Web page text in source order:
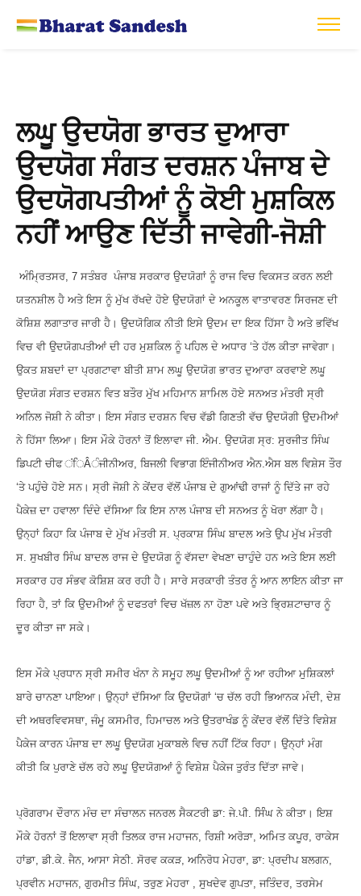
ਲਘੂ ਉਦਯੋਗ ਭਾਰਤ ਦੁਆਰਾ
ਉਦਯੋਗ ਸੰਗਤ ਦਰਸ਼ਨ ਪੰਜਾਬ ਦੇ
ਉਦਯੋਗਪਤੀਆਂ ਨੂੰ ਕੋਈ ਮੁਸ਼ਕਿਲ
ਨਹੀਂ ਆਉਣ ਦਿੱਤੀ ਜਾਵੇਗੀ-ਜੋਸ਼ੀ
ਅੰਮ੍ਰਿਤਸਰ, 7 ਸਤੰਬਰ ਪੰਜਾਬ ਸਰਕਾਰ ਉਦਯੋਗਾਂ ਨੂੰ ਰਾਜ ਵਿਚ ਵਿਕਸਤ ਕਰਨ ਲਈ
ਯਤਨਸ਼ੀਲ ਹੈ ਅਤੇ ਇਸ ਨੂੰ ਮੁੱਖ ਰੱਖਦੇ ਹੋਏ ਉਦਯੋਗਾਂ ਦੇ ਅਨਕੂਲ ਵਾਤਾਵਰਣ ਸਿਰਜਣ ਦੀ
ਕੋਸ਼ਿਸ਼ ਲਗਾਤਾਰ ਜਾਰੀ ਹੈ। ਉਦਯੋਗਿਕ ਨੀਤੀ ਇਸੇ ਉਦਮ ਦਾ ਇਕ ਹਿੱਸਾ ਹੈ ਅਤੇ ਭਵਿੱਖ
ਵਿਚ ਵੀ ਉਦਯੋਗਪਤੀਆਂ ਦੀ ਹਰ ਮੁਸ਼ਕਿਲ ਨੂੰ ਪਹਿਲ ਦੇ ਅਧਾਰ ‘ਤੇ ਹੱਲ ਕੀਤਾ ਜਾਵੇਗਾ।
ਉਕਤ ਸ਼ਬਦਾਂ ਦਾ ਪ੍ਰਗਟਾਵਾ ਬੀਤੀ ਸ਼ਾਮ ਲਘੂ ਉਦਯੋਗ ਭਾਰਤ ਦੁਆਰਾ ਕਰਵਾਏ ਲਘੂ
ਉਦਯੋਗ ਸੰਗਤ ਦਰਸ਼ਨ ਵਿਤ ਬਤੌਰ ਮੁੱਖ ਮਹਿਮਾਨ ਸ਼ਾਮਿਲ ਹੋਏ ਸਨਅਤ ਮੰਤਰੀ ਸ੍ਰੀ
ਅਨਿਲ ਜੋਸ਼ੀ ਨੇ ਕੀਤਾ। ਇਸ ਸੰਗਤ ਦਰਸ਼ਨ ਵਿਚ ਵੱਡੀ ਗਿਣਤੀ ਵੱਚ ਉਦਯੋਗੀ ਉਦਮੀਆਂ
ਨੇ ਹਿੱਸਾ ਲਿਆ। ਇਸ ਮੌਕੇ ਹੋਰਨਾਂ ਤੋਂ ਇਲਾਵਾ ਜੀ. ਐਮ. ਉਦਯੋਗ ਸ੍ਰ: ਸੁਰਜੀਤ ਸਿੰਘ
ਡਿਪਟੀ ਚੀਫ ਂਿÂੰਜੀਨੀਅਰ, ਬਿਜਲੀ ਵਿਭਾਗ ਇੰਜੀਨੀਅਰ ਐਨ.ਐਸ ਬਲ ਵਿਸ਼ੇਸ ਤੌਰ
‘ਤੇ ਪਹੁੰਚੇ ਹੋਏ ਸਨ। ਸ੍ਰੀ ਜੋਸ਼ੀ ਨੇ ਕੇਂਦਰ ਵੱਲੋਂ ਪੰਜਾਬ ਦੇ ਗੁਆਂਢੀ ਰਾਜਾਂ ਨੂੰ ਦਿੱਤੇ ਜਾ ਰਹੇ
ਪੈਕੇਜ਼ ਦਾ ਹਵਾਲਾ ਦਿੰਦੇ ਦੱਸਿਆ ਕਿ ਇਸ ਨਾਲ ਪੰਜਾਬ ਦੀ ਸਨਅਤ ਨੂੰ ਖੋਰਾ ਲੱਗਾ ਹੈ।
ਉਨ੍ਹਾਂ ਕਿਹਾ ਕਿ ਪੰਜਾਬ ਦੇ ਮੁੱਖ ਮੰਤਰੀ ਸ. ਪ੍ਰਕਾਸ਼ ਸਿੰਘ ਬਾਦਲ ਅਤੇ ਉਪ ਮੁੱਖ ਮੰਤਰੀ
ਸ. ਸੁਖਬੀਰ ਸਿੰਘ ਬਾਦਲ ਰਾਜ ਦੇ ਉਦਯੋਗ ਨੂੰ ਵੱਸਦਾ ਵੇਖਣਾ ਚਾਹੁੰਦੇ ਹਨ ਅਤੇ ਇਸ ਲਈ
ਸਰਕਾਰ ਹਰ ਸੰਭਵ ਕੋਸ਼ਿਸ਼ ਕਰ ਰਹੀ ਹੈ। ਸਾਰੇ ਸਰਕਾਰੀ ਤੰਤਰ ਨੂੰ ਆਨ ਲਾਇਨ ਕੀਤਾ ਜਾ
ਰਿਹਾ ਹੈ, ਤਾਂ ਕਿ ਉਦਮੀਆਂ ਨੂੰ ਦਫਤਰਾਂ ਵਿਚ ਖੱਜ਼ਲ ਨਾ ਹੋਣਾ ਪਵੇ ਅਤੇ ਭ੍ਰਿਸ਼ਟਾਚਾਰ ਨੂੰ
ਦੂਰ ਕੀਤਾ ਜਾ ਸਕੇ।
ਇਸ ਮੌਕੇ ਪ੍ਰਧਾਨ ਸ੍ਰੀ ਸਮੀਰ ਖੰਨਾ ਨੇ ਸਮੂਹ ਲਘੂ ਉਦਮੀਆਂ ਨੂੰ ਆ ਰਹੀਆ ਮੁਸ਼ਿਕਲਾਂ
ਬਾਰੇ ਚਾਨਣਾ ਪਾਇਆ। ਉਨ੍ਹਾਂ ਦੱਸਿਆ ਕਿ ਉਦਯੋਗਾਂ ‘ਚ ਚੱਲ ਰਹੀ ਭਿਆਨਕ ਮੰਦੀ, ਦੇਸ਼
ਦੀ ਅਥਰਵਿਵਸਥਾ, ਜੰਮੂ ਕਸਮੀਰ, ਹਿਮਾਚਲ ਅਤੇ ਉਤਰਾਖੰਡ ਨੂੰ ਕੇਂਦਰ ਵੱਲੋਂ ਦਿੱਤੇ ਵਿਸ਼ੇਸ਼
ਪੈਕੇਜ ਕਾਰਨ ਪੰਜਾਬ ਦਾ ਲਘੂ ਉਦਯੋਗ ਮੁਕਾਬਲੇ ਵਿਚ ਨਹੀਂ ਟਿੱਕ ਰਿਹਾ। ਉਨ੍ਹਾਂ ਮੰਗ
ਕੀਤੀ ਕਿ ਪੁਰਾਣੇ ਚੱਲ ਰਹੇ ਲਘੂ ਉਦਯੋਗਆਂ ਨੂੰ ਵਿਸ਼ੇਸ਼ ਪੈਕੇਜ ਤੁਰੰਤ ਦਿੱਤਾ ਜਾਵੇ।
ਪ੍ਰੋਗਰਾਮ ਦੌਰਾਨ ਮੰਚ ਦਾ ਸੰਚਾਲਨ ਜਨਰਲ ਸੈਕਟਰੀ ਡਾ: ਜੇ.ਪੀ. ਸਿੰੰਘ ਨੇ ਕੀਤਾ। ਇਸ਼
ਮੌਕੇ ਹੋਰਨਾਂ ਤੋਂ ਇਲਾਵਾ ਸ੍ਰੀ ਤਿਲਕ ਰਾਜ ਮਹਾਜਨ, ਰਿਸ਼ੀ ਅਰੋੜਾ, ਅਮਿਤ ਕਪੂਰ, ਰਾਕੇਸ
ਹਾਂਡਾ, ਡੀ.ਕੇ. ਜੈਨ, ਆਸਾ ਸੇਠੀ. ਸੋਰਵ ਕਕੜ, ਅਨਿਰੋਧ ਮੇਹਰਾ, ਡਾ: ਪ੍ਰਦੀਪ ਬਲਗਨ,
ਪ੍ਰਵੀਨ ਮਹਾਜਨ, ਗੁਰਮੀਤ ਸਿੰਘ, ਤਰੁਣ ਮੇਹਰਾ , ਸੁਖਦੇਵ ਗੁਪਤਾ, ਜਤਿੰਦਰ, ਤਰਸੇਮ